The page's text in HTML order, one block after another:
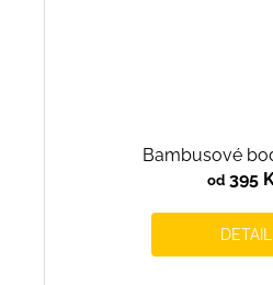
Bambusové
od 395
DETAIL